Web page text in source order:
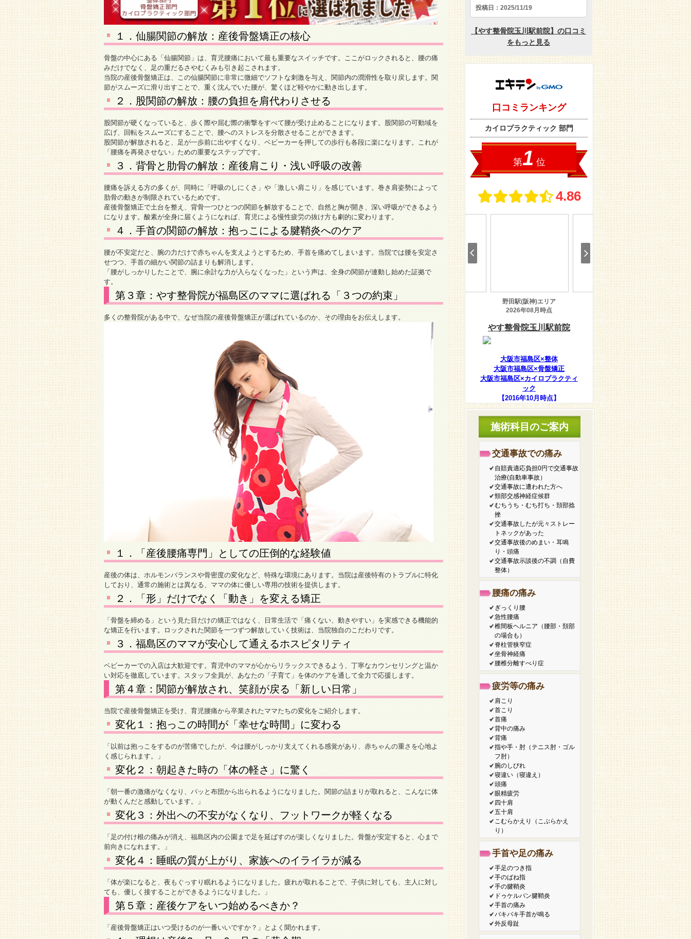
１．仙腸関節の解放：産後骨盤矯正の核心
骨盤の中心にある「仙腸関節」は、育児腰痛において最も重要なスイッチです。ここがロックされると、腰の痛
みだけでなく、足の重だるさやむくみも引き起こされます。
当院の産後骨盤矯正は、この仙腸関節に非常に微細でソフトな刺激を与え、関節内の潤滑性を取り戻します。関
節がスムーズに滑り出すことで、重く沈んでいた腰が、驚くほど軽やかに動き出します。
２．股関節の解放：腰の負担を肩代わりさせる
股関節が硬くなっていると、歩く際や屈む際の衝撃をすべて腰が受け止めることになります。股関節の可動域を
広げ、回転をスムーズにすることで、腰へのストレスを分散させることができます。
股関節が解放されると、足が一歩前に出やすくなり、ベビーカーを押しての歩行も各段に楽になります。これが
「腰痛を再発させない」ための重要なステップです。
３．背骨と肋骨の解放：産後肩こり・浅い呼吸の改善
腰痛を訴える方の多くが、同時に「呼吸のしにくさ」や「激しい肩こり」を感じています。巻き肩姿勢によって
肋骨の動きが制限されているためです。
産後骨盤矯正で土台を整え、背骨一つひとつの関節を解放することで、自然と胸が開き、深い呼吸ができるよう
になります。酸素が全身に届くようになれば、育児による慢性疲労の抜け方も劇的に変わります。
４．手首の関節の解放：抱っこによる腱鞘炎へのケア
腰が不安定だと、腕の力だけで赤ちゃんを支えようとするため、手首を痛めてしまいます。当院では腰を安定さ
せつつ、手首の細かい関節の詰まりも解消します。
「腰がしっかりしたことで、腕に余計な力が入らなくなった」という声は、全身の関節が連動し始めた証拠で
す。
第３章：やす整骨院が福島区のママに選ばれる「３つの約束」
多くの整骨院がある中で、なぜ当院の産後骨盤矯正が選ばれているのか、その理由をお伝えします。
１．「産後腰痛専門」としての圧倒的な経験値
産後の体は、ホルモンバランスや骨密度の変化など、特殊な環境にあります。当院は産後特有のトラブルに特化
しており、通常の施術とは異なる、ママの体に優しい専用の技術を提供します。
２．「形」だけでなく「動き」を変える矯正
「骨盤を締める」という見た目だけの矯正ではなく、日常生活で「痛くない、動きやすい」を実感できる機能的
な矯正を行います。ロックされた関節を一つずつ解放していく技術は、当院独自のこだわりです。
３．福島区のママが安心して通えるホスピタリティ
ベビーカーでの入店は大歓迎です。育児中のママが心からリラックスできるよう、丁寧なカウンセリングと温か
い対応を徹底しています。スタッフ全員が、あなたの「子育て」を体のケアを通して全力で応援します。
第４章：関節が解放され、笑顔が戻る「新しい日常」
当院で産後骨盤矯正を受け、育児腰痛から卒業されたママたちの変化をご紹介します。
変化１：抱っこの時間が「幸せな時間」に変わる
「以前は抱っこをするのが苦痛でしたが、今は腰がしっかり支えてくれる感覚があり、赤ちゃんの重さを心地よ
く感じられます。」
変化２：朝起きた時の「体の軽さ」に驚く
「朝一番の激痛がなくなり、パッと布団から出られるようになりました。関節の詰まりが取れると、こんなに体
が動くんだと感動しています。」
変化３：外出への不安がなくなり、フットワークが軽くなる
「足の付け根の痛みが消え、福島区内の公園まで足を延ばすのが楽しくなりました。骨盤が安定すると、心まで
前向きになれます。」
変化４：睡眠の質が上がり、家族へのイライラが減る
「体が楽になると、夜もぐっすり眠れるようになりました。疲れが取れることで、子供に対しても、主人に対し
ても、優しく接することができるようになりました。」
第５章：産後ケアをいつ始めるべきか？
「産後骨盤矯正はいつ受けるのが一番いいですか？」とよく聞かれます。
大阪市福島区×整体
大阪市福島区×骨盤矯正
大阪市福島区×カイロプラクティ
ック
【2016年10月時点】
施術科目のご案内
交通事故での痛み
自賠責適応負担0円で交通事故
治療(自動車事故）
交通事故に遭われた方へ
頸部交感神経症候群
むちうち・むち打ち・頚部捻
挫
交通事故したが元々ストレー
トネックがあった
交通事故後のめまい・耳鳴
り・頭痛
交通事故示談後の不調（自費
整体）
腰痛の痛み
ぎっくり腰
急性腰痛
椎間板ヘルニア（腰部・頚部
の場合も）
脊柱管狭窄症
坐骨神経痛
腰椎分離すべり症
疲労等の痛み
肩こり
首こり
首痛
背中の痛み
背痛
指や手・肘（テニス肘・ゴル
フ肘）
腕のしびれ
寝違い（寝違え）
頭痛
眼精疲労
四十肩
五十肩
こむらかえり（こぶらかえ
り）
手首や足の痛み
手足のつき指
手のばね指
手の腱鞘炎
ドゥケルバン腱鞘炎
手首の痛み
バキバキ手首が鳴る
外反母趾